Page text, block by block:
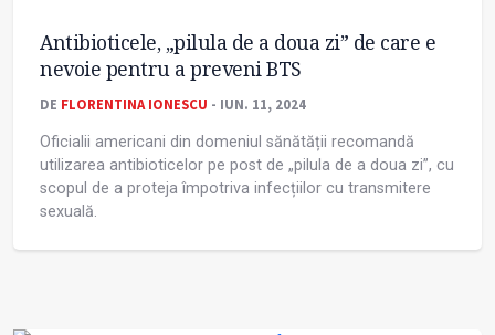
Antibioticele, „pilula de a doua zi” de care e
nevoie pentru a preveni BTS
DE FLORENTINA IONESCU - IUN. 11, 2024
Oficialii americani din domeniul sănătății recomandă
utilizarea antibioticelor pe post de „pilula de a doua zi”, cu
scopul de a proteja împotriva infecțiilor cu transmitere
sexuală.